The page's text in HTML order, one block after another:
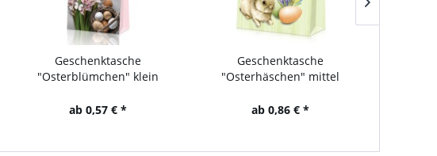
Geschenktasche
"Osterblümchen" klein
ab 0,57 € *
Geschenktasche
"Osterhäschen" mittel
ab 0,86 € *